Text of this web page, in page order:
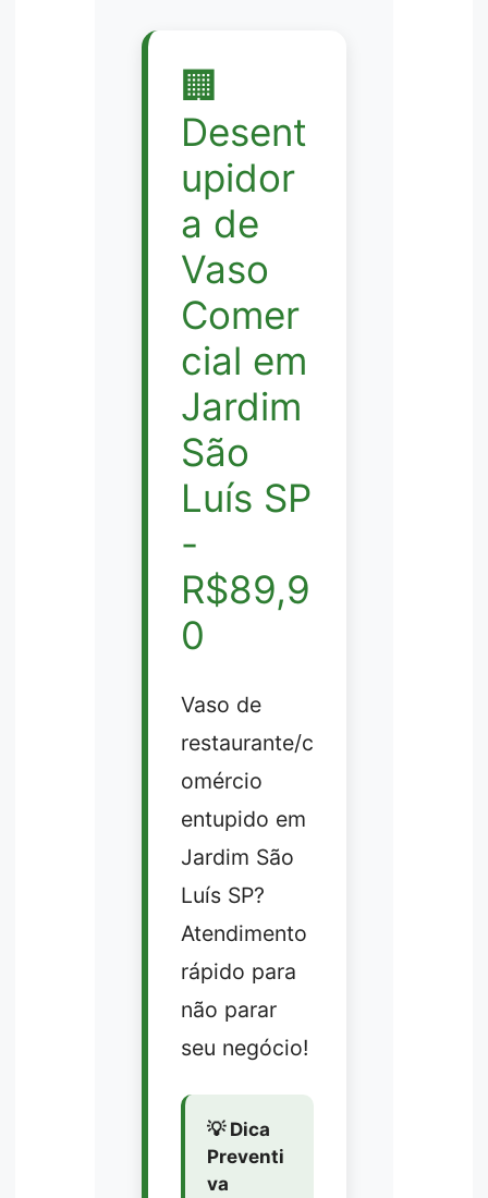
🏢
Desent
upidor
a de
Vaso
Comer
cial em
Jardim
São
Luís SP
-
R$89,9
0
Vaso de
restaurante/c
omércio
entupido em
Jardim São
Luís SP?
Atendimento
rápido para
não parar
seu negócio!
💡 Dica
Preventi
va